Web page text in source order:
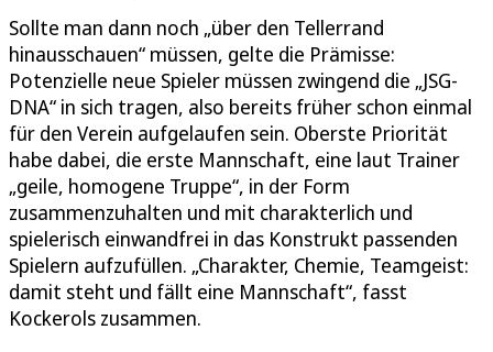
Sollte man dann noch „über den Tellerrand
hinausschauen“ müssen, gelte die Prämisse:
Potenzielle neue Spieler müssen zwingend die „JSG-
DNA“ in sich tragen, also bereits früher schon einmal
für den Verein aufgelaufen sein. Oberste Priorität
habe dabei, die erste Mannschaft, eine laut Trainer
„geile, homogene Truppe“, in der Form
zusammenzuhalten und mit charakterlich und
spielerisch einwandfrei in das Konstrukt passenden
Spielern aufzufüllen. „Charakter, Chemie, Teamgeist:
damit steht und fällt eine Mannschaft“, fasst
Kockerols zusammen.